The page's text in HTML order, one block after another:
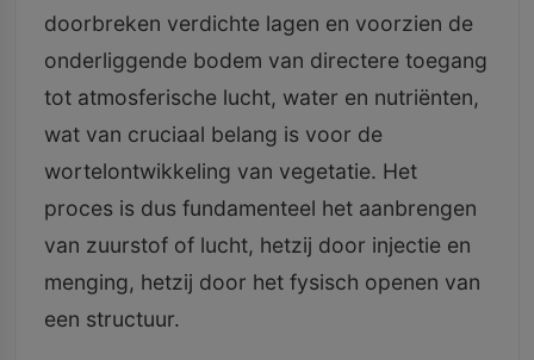
doorbreken verdichte lagen en voorzien de
onderliggende bodem van directere toegang
tot atmosferische lucht, water en nutriënten,
wat van cruciaal belang is voor de
wortelontwikkeling van vegetatie. Het
proces is dus fundamenteel het aanbrengen
van zuurstof of lucht, hetzij door injectie en
menging, hetzij door het fysisch openen van
een structuur.